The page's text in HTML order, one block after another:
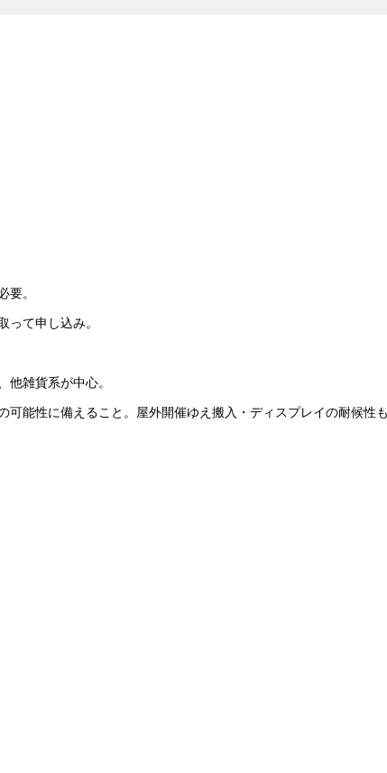
。
て申し込み。
雑貨系が中心。
能性に備えること。屋外開催ゆえ搬入・ディスプレイの耐候性